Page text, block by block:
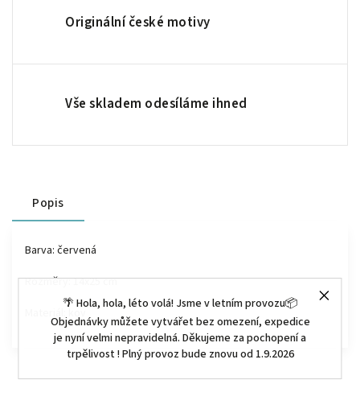
🌴 Hola, hola, léto volá! Jsme v letním provozu📦
Objednávky můžete vytvářet bez omezení, expedice
je nyní velmi nepravidelná. Děkujeme za pochopení a
trpělivost ! Plný provoz bude znovu od 1.9.2026
Originální české motivy
Vše skladem odesíláme ihned
Popis
Barva: červená
Rozměry: 14x25 cm
Materiál: kov